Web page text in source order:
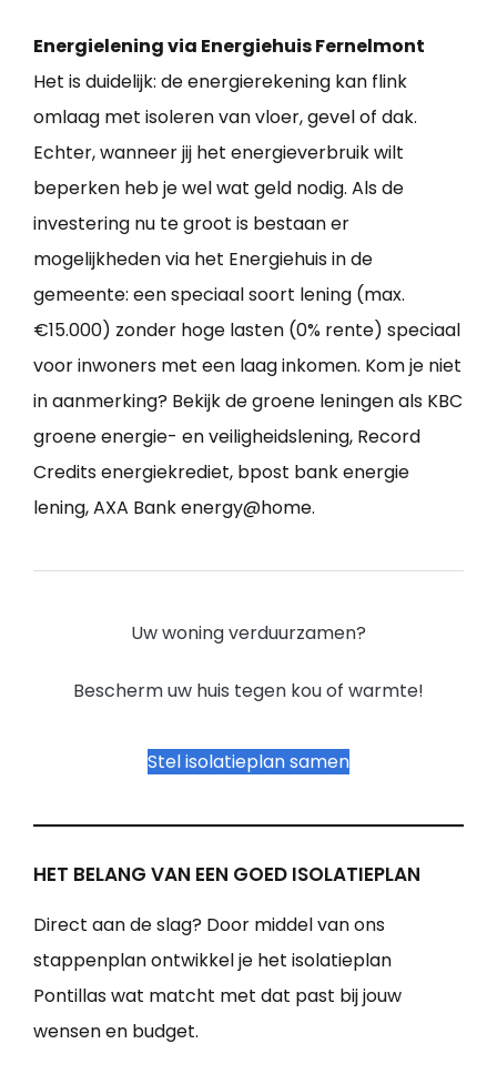
Energielening via Energiehuis Fernelmont
Het is duidelijk: de energierekening kan flink
omlaag met isoleren van vloer, gevel of dak.
Echter, wanneer jij het energieverbruik wilt
beperken heb je wel wat geld nodig. Als de
investering nu te groot is bestaan er
mogelijkheden via het Energiehuis in de
gemeente: een speciaal soort lening (max.
€15.000) zonder hoge lasten (0% rente) speciaal
voor inwoners met een laag inkomen. Kom je niet
in aanmerking? Bekijk de groene leningen als KBC
groene energie- en veiligheidslening, Record
Credits energiekrediet, bpost bank energie
lening, AXA Bank energy@home.
Uw woning verduurzamen?
Bescherm uw huis tegen kou of warmte!
Stel isolatieplan samen
HET BELANG VAN EEN GOED ISOLATIEPLAN
Direct aan de slag? Door middel van ons
stappenplan ontwikkel je het isolatieplan
Pontillas wat matcht met dat past bij jouw
wensen en budget.